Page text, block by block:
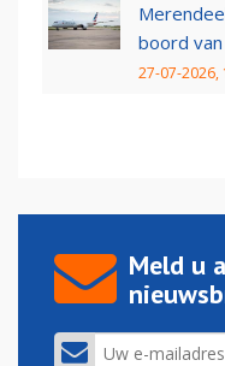
boord
27-07-2026,
Meld u